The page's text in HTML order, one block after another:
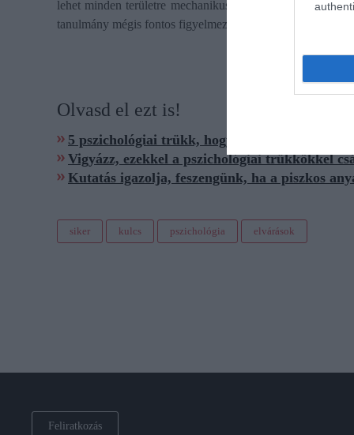
lehet minden területre mechanikusan átültetni. A
tanulmány mégis fontos figyelmeztetés: az ambíció
Olvasd el ezt is!
5 pszichológiai trükk, hogy magabiztosabbnak
Vigyázz, ezekkel a pszichológiai trükkökkel
Kutatás igazolja, feszengünk, ha a piszkos
siker kulcs pszichológia elvárások
Feliratkozás